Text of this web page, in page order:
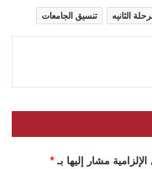
الثانيه تنسيق الجامعات
الإلزامية مشار إليها بـ *